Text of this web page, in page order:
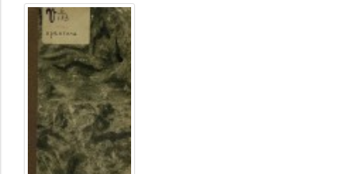
Дальний
Восток